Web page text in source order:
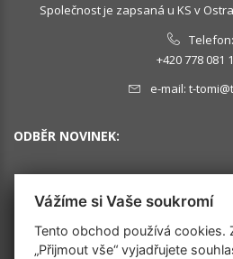
Společnost je zapsaná u KS v
Telefon:
+420 778 081
e-mail: t-
ODBĚR NOVINEK:
Vážíme si Vaše soukromí
Tento obchod používá cookies.
„Přijmout vše“ vyjadřujete